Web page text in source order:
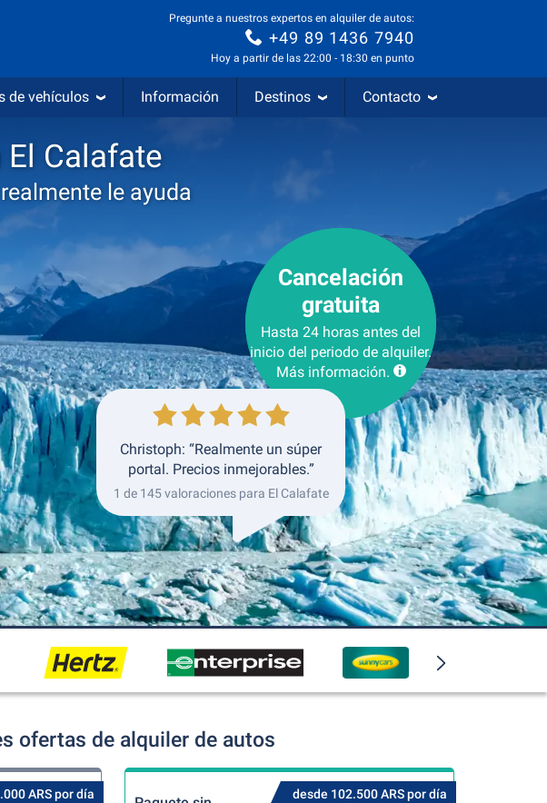
Pregunte a nuestros expertos en alquiler de autos:
+49 89 1436 7940
Hoy a partir de las 22:00 - 18:30 en punto
de vehículos Información Destinos Contacto
Calafate
le ayuda
Cancelación
gratuita
Hasta 24 horas antes del
inicio del periodo de alquiler.
Más información.
Christoph: “Realmente un súper
portal. Precios inmejorables.”
1 de 145 valoraciones para El Calafate
ofertas de alquiler de autos
ARS por día desde 102.500 ARS por día